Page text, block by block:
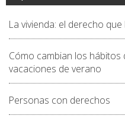
La vivienda: el derecho
Cómo cambian los
vacaciones de verano
Personas con derechos